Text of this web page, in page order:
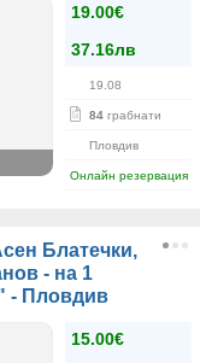
19.00€
37.16лв
19.08
84 грабнати
Пловдив
Онлайн резервация
Блатечки,
- на 1
- Пловдив
15.00€